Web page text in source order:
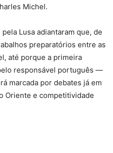
Michel.
Lusa adiantaram que, de
preparatórios entre as
até porque a primeira
responsável português —
marcada por debates já em
Oriente e competitividade